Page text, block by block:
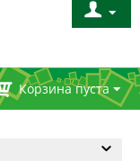
Корзина пуста